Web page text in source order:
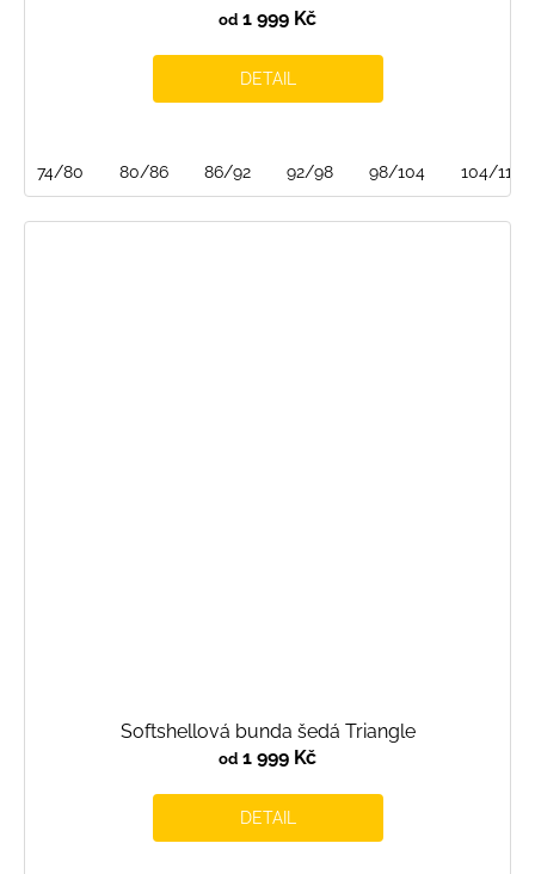
od 1 999 Kč
DETAIL
74/80 80/86 86/92 92/98 98/104 104/110
Softshellová bunda šedá Triangle
od 1 999 Kč
DETAIL